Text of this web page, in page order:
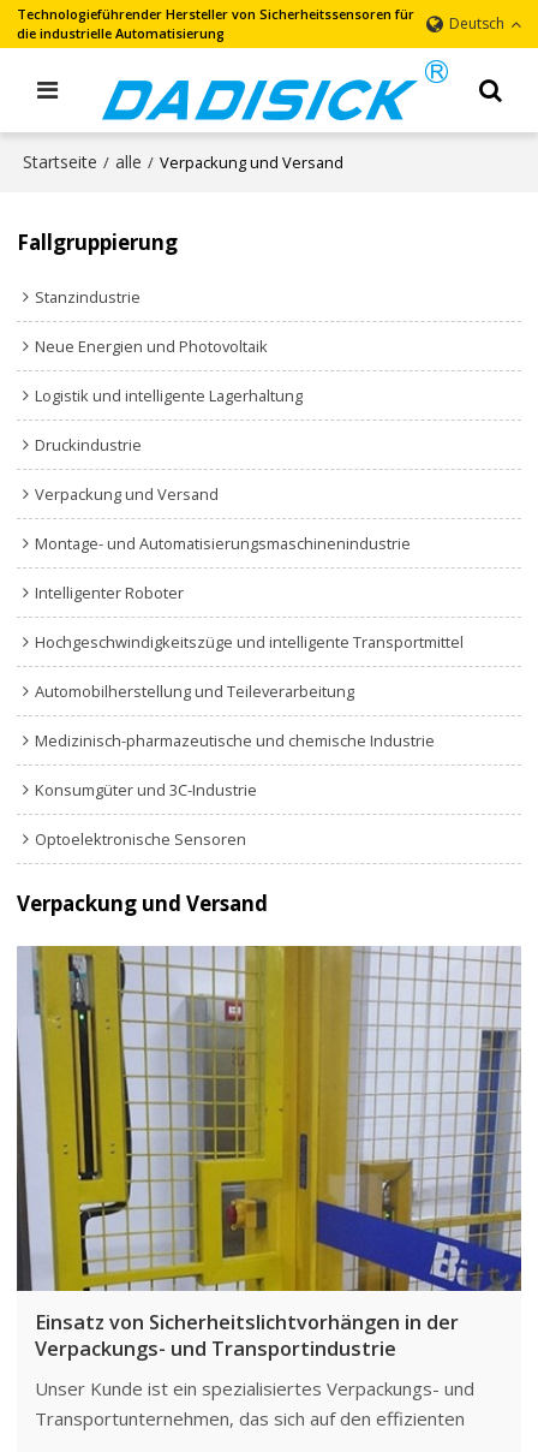
Technologieführender Hersteller von Sicherheitssensoren für
die industrielle Automatisierung
Deutsch
Startseite / alle / Verpackung und Versand
Fallgruppierung
Stanzindustrie
Neue Energien und Photovoltaik
Logistik und intelligente Lagerhaltung
Druckindustrie
Verpackung und Versand
Montage- und Automatisierungsmaschinenindustrie
Intelligenter Roboter
Hochgeschwindigkeitszüge und intelligente Transportmittel
Automobilherstellung und Teileverarbeitung
Medizinisch-pharmazeutische und chemische Industrie
Konsumgüter und 3C-Industrie
Optoelektronische Sensoren
Verpackung und Versand
Einsatz von Sicherheitslichtvorhängen in der
Verpackungs- und Transportindustrie
Unser Kunde ist ein spezialisiertes Verpackungs- und
Transportunternehmen, das sich auf den effizienten